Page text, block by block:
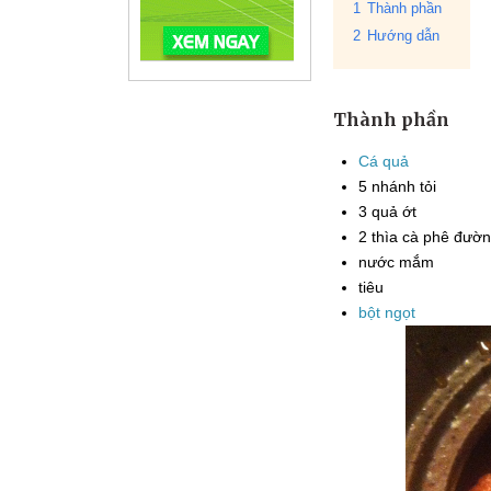
1
Thành phần
2 Hướng dẫn
Thành phần
Cá quả
5 nhánh tỏi
3 quả ớt
2 thìa cà phê
nước mắm
tiêu
bột ngọt